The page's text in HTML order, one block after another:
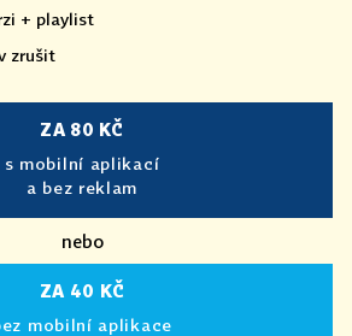
+ playlist
zrušit
ZA 80 KČ
s mobilní aplikací
a bez reklam
nebo
ZA 40 KČ
mobilní aplikace